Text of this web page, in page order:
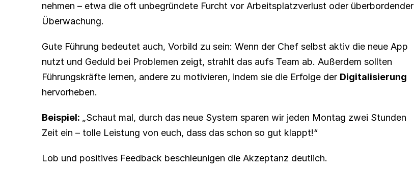
nehmen – etwa die oft unbegründete Furcht vor Arbeitsplatzverlust oder überbordender
Überwachung.
Gute Führung bedeutet auch, Vorbild zu sein: Wenn der Chef selbst aktiv die neue App
nutzt und Geduld bei Problemen zeigt, strahlt das aufs Team ab. Außerdem sollten
Führungskräfte lernen, andere zu motivieren, indem sie die Erfolge der Digitalisierung
hervorheben.
Beispiel: „Schaut mal, durch das neue System sparen wir jeden Montag zwei Stunden
Zeit ein – tolle Leistung von euch, dass das schon so gut klappt!“
Lob und positives Feedback beschleunigen die Akzeptanz deutlich.